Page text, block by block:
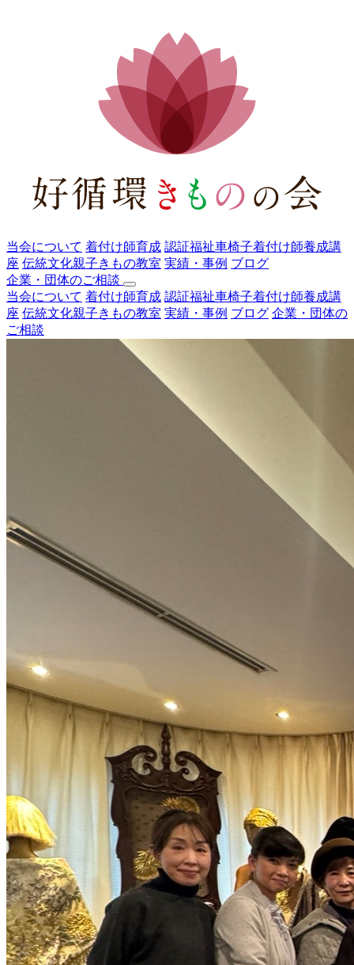
当会について 着付け師育成 認証福祉車椅子着付け師養成講
座 伝統文化親子きもの教室 実績・事例 ブログ
企業・団体のご相談
当会について 着付け師育成 認証福祉車椅子着付け師養成講
座 伝統文化親子きもの教室 実績・事例 ブログ 企業・団体の
ご相談